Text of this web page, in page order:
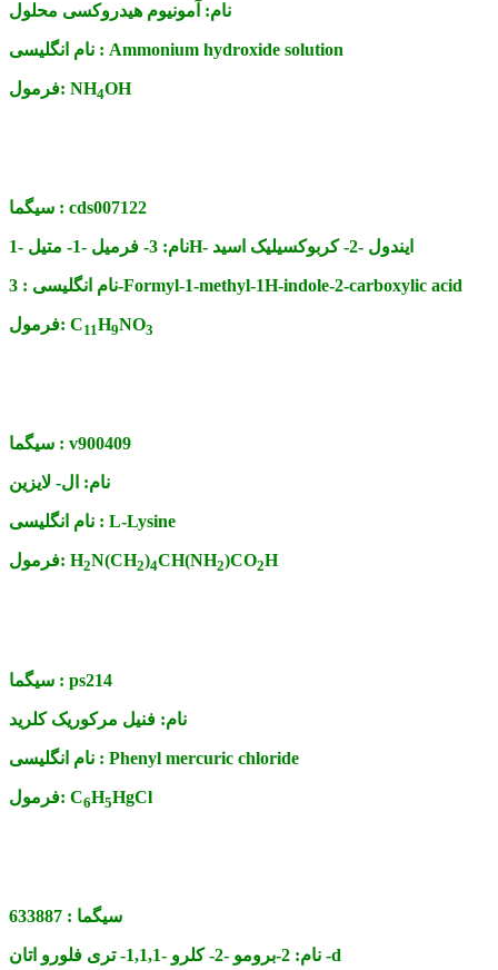
نام: آمونیوم هیدروکسی محلول
نام انگلیسی : Ammonium hydroxide solution
فرمول: NH4OH
سیگما : cds007122
نام: 3- فرمیل -1- متیل -1H- ایندول -2- کربوکسیلیک اسید
نام انگلیسی :3-Formyl-1-methyl-1H-indole-2-carboxylic acid
فرمول: C11H9NO3
سیگما : v900409
نام: ال- لایزین
نام انگلیسی : L-Lysine
فرمول: H2N(CH2)4CH(NH2)CO2H
سیگما : ps214
نام: فنیل مرکوریک کلرید
نام انگلیسی : Phenyl mercuric chloride
فرمول: C6H5HgCl
سیگما : 633887
نام: 2-برومو -2- کلرو -1,1,1- تری فلورو اتان -d